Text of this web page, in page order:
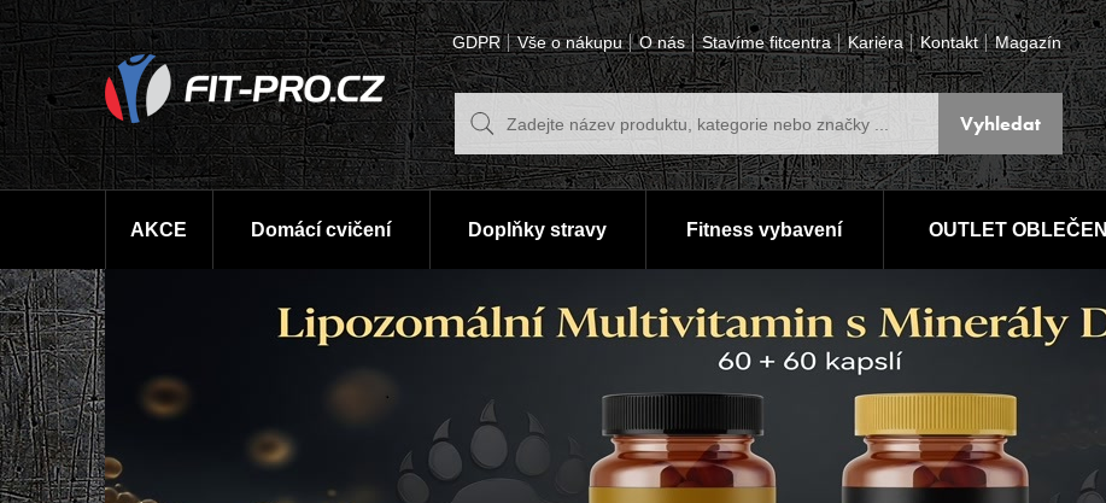
GDPR Vše o nákupu O nás Stavíme fitcentra Kariéra Kontakt Magazín
AKCE Domácí cvičení Doplňky stravy Fitness vybavení OUTLET OBLEČENÍ